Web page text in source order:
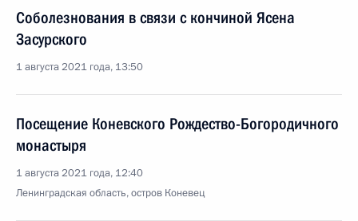
Соболезнования в связи с кончиной Ясена
Засурского
1 августа 2021 года, 13:50
Посещение Коневского Рождество-Богородичного
монастыря
1 августа 2021 года, 12:40
Ленинградская область, остров Коневец